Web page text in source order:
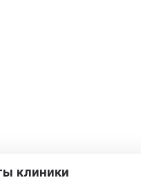
клиники